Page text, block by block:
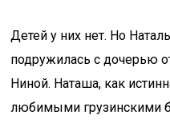
Детей у них нет. Но
подружилась с дочерью
Ниной. Наташа, как
любимыми грузинскими